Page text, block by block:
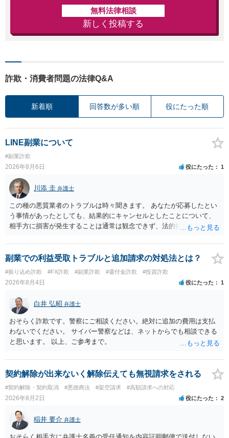
無料法律相談
新しく投稿する
詐欺・消費者問題の法律Q&A
新着順 回答数が多い順 役にたった順
LINE副業について
#副業詐欺
2026年8月6日 役にたった 1
川添 圭 弁護士
この種の悪質業者のトラブルは時々聞きます。 あなたが応募したとい
う事情があったとしても、結果的にキャンセルとしたことについて、
相手方に損害が発生することは通常は観念できず、法的措置を採って
ず、最寄りの消費生活センターへ相談し、連絡を無視してよいかどう
かのアドバイスを受けられることをお勧めします。しつこいようであ
れば、弁護士へ依頼して警告してもらうことも必要になるかもしれま
せん。
副業での利益受取トラブルと追加請求の対処法とは？
#振り込め詐欺 #FX詐欺 #副業詐欺 #還付金詐欺 #投資詐欺
2026年8月4日 役にたった 1
白井 弘昭 弁護士
おそらく詐欺です。警察にご相談ください。絶対に追加の費用は支払
わないでください。 サイバー警察などは、ネットからでも相談できる
と思います。 以上、ご参考まで。
契約解除が出来ないく解除伝えても無視請求をされる
#契約解除・契約取消 #悪徳商法 #架空請求 #高額請求への対応
2026年8月2日 役にたった 2
稲井 要介 弁護士
おそらく相手方に弁護士名義の受任通知を内容証明郵便で送付しない